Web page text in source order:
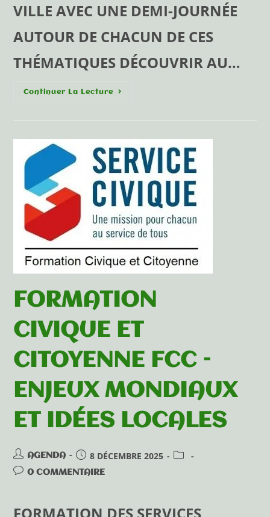
VILLE AVEC UNE DEMI-JOURNÉE
AUTOUR DE CHACUN DE CES
THÉMATIQUES DÉCOUVRIR AU…
Continuer La Lecture
FORMATION
CIVIQUE ET
CITOYENNE FCC –
ENJEUX MONDIAUX
ET IDÉES LOCALES
AGENDA 8 DÉCEMBRE 2025
0 COMMENTAIRE